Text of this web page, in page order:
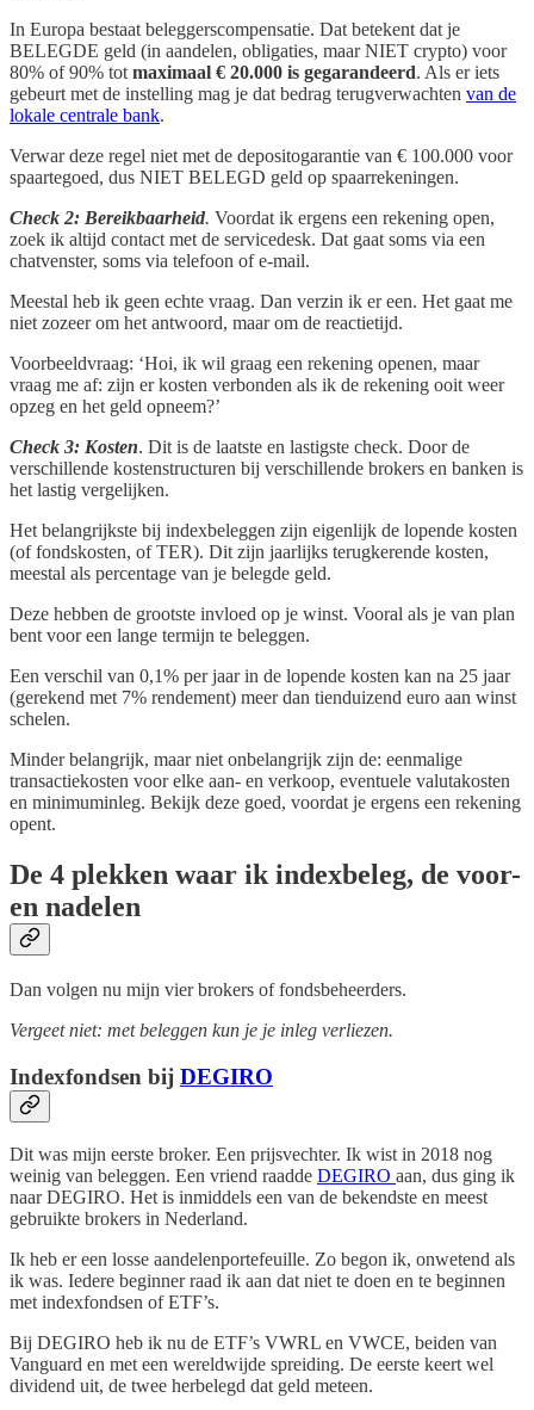
In Europa bestaat beleggerscompensatie. Dat betekent dat je
BELEGDE geld (in aandelen, obligaties, maar NIET crypto) voor
80% of 90% tot maximaal € 20.000 is gegarandeerd. Als er iets
gebeurt met de instelling mag je dat bedrag terugverwachten van de
lokale centrale bank.
Verwar deze regel niet met de depositogarantie van € 100.000 voor
spaartegoed, dus NIET BELEGD geld op spaarrekeningen.
Check 2: Bereikbaarheid. Voordat ik ergens een rekening open,
zoek ik altijd contact met de servicedesk. Dat gaat soms via een
chatvenster, soms via telefoon of e-mail.
Meestal heb ik geen echte vraag. Dan verzin ik er een. Het gaat me
niet zozeer om het antwoord, maar om de reactietijd.
Voorbeeldvraag: ‘Hoi, ik wil graag een rekening openen, maar
vraag me af: zijn er kosten verbonden als ik de rekening ooit weer
opzeg en het geld opneem?’
Check 3: Kosten. Dit is de laatste en lastigste check. Door de
verschillende kostenstructuren bij verschillende brokers en banken is
het lastig vergelijken.
Het belangrijkste bij indexbeleggen zijn eigenlijk de lopende kosten
(of fondskosten, of TER). Dit zijn jaarlijks terugkerende kosten,
meestal als percentage van je belegde geld.
Deze hebben de grootste invloed op je winst. Vooral als je van plan
bent voor een lange termijn te beleggen.
Een verschil van 0,1% per jaar in de lopende kosten kan na 25 jaar
(gerekend met 7% rendement) meer dan tienduizend euro aan winst
schelen.
Minder belangrijk, maar niet onbelangrijk zijn de: eenmalige
transactiekosten voor elke aan- en verkoop, eventuele valutakosten
en minimuminleg. Bekijk deze goed, voordat je ergens een rekening
opent.
De 4 plekken waar ik indexbeleg, de voor-
en nadelen
Dan volgen nu mijn vier brokers of fondsbeheerders.
Vergeet niet: met beleggen kun je je inleg verliezen.
Indexfondsen bij DEGIRO
Dit was mijn eerste broker. Een prijsvechter. Ik wist in 2018 nog
weinig van beleggen. Een vriend raadde DEGIRO aan, dus ging ik
naar DEGIRO. Het is inmiddels een van de bekendste en meest
gebruikte brokers in Nederland.
Ik heb er een losse aandelenportefeuille. Zo begon ik, onwetend als
ik was. Iedere beginner raad ik aan dat niet te doen en te beginnen
met indexfondsen of ETF’s.
Bij DEGIRO heb ik nu de ETF’s VWRL en VWCE, beiden van
Vanguard en met een wereldwijde spreiding. De eerste keert wel
dividend uit, de twee herbelegd dat geld meteen.